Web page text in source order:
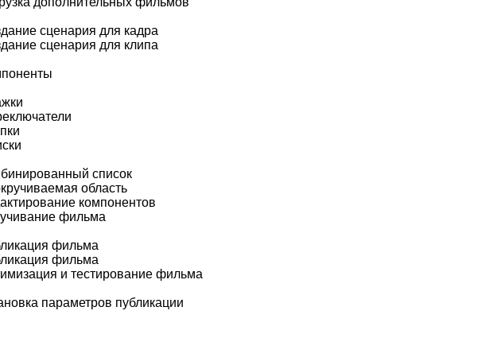
сценария для кадра
сценария для клипа
список
область
компонентов
фильма
фильма
фильма
и тестирование фильма
параметров публикации